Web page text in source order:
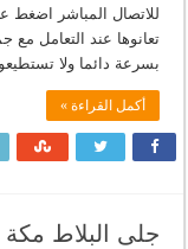
تعانوها عند التعامل مع
بسرعة دائما ولا
أكمل القراءة »
جلى البلاط